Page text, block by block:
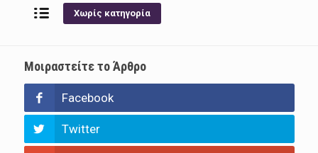
Χωρίς κατηγορία
Μοιραστείτε το Άρθρο
Facebook
Twitter